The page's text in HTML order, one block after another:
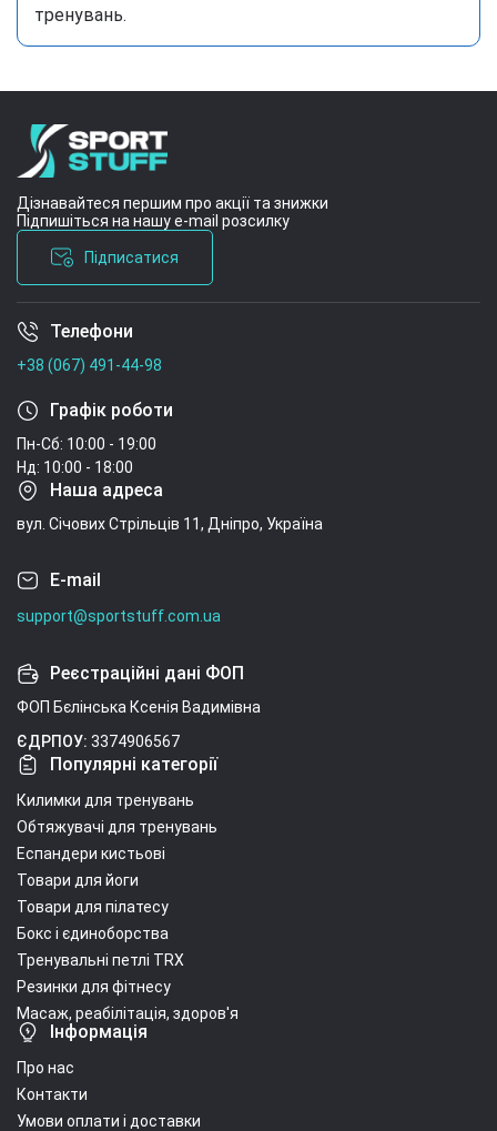
тренувань.
Дізнавайтеся першим про акції та знижки
Підпишіться на нашу e-mail розсилку
Підписатися
Умови угоди
Телефони
+38 (067) 491-44-98
Графік роботи
Пн-Сб: 10:00 - 19:00
Нд: 10:00 - 18:00
Наша адреса
вул. Січових Стрільців 11, Дніпро, Україна
E-mail
support@sportstuff.com.ua
Реєстраційні дані ФОП
ФОП Бєлінська Ксенія Вадимівна
ЄДРПОУ: 3374906567
Популярні категорії
Килимки для тренувань
Обтяжувачі для тренувань
Еспандери кистьові
Товари для йоги
Товари для пілатесу
Бокс і єдиноборства
Тренувальні петлі TRX
Резинки для фітнесу
Масаж, реабілітація, здоров'я
Інформація
Про нас
Контакти
Умови оплати і доставки